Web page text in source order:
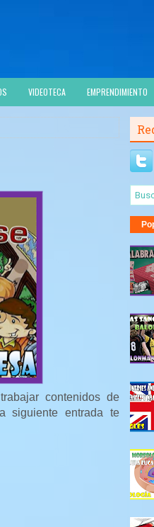
VIDEOTECA EMPRENDIMIENTO
contenidos de
siguiente entrada te